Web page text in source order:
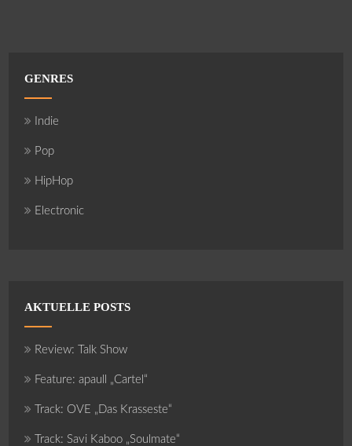
GENRES
Indie
Pop
HipHop
Electronic
AKTUELLE POSTS
Review: Talk Show
Feature: apaull „Cartel“
Track: OVE „Das Krasseste“
Track: Savi Kaboo „Soulmate“